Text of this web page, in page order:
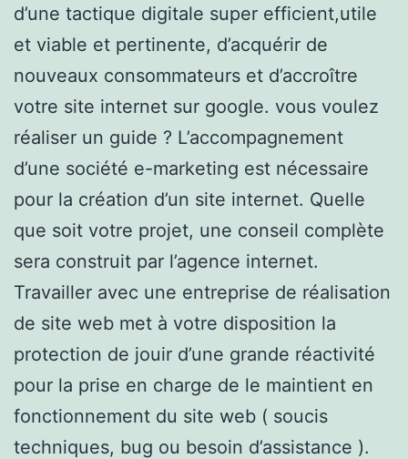
d’une tactique digitale super efficient,utile
et viable et pertinente, d’acquérir de
nouveaux consommateurs et d’accroître
votre site internet sur google. vous voulez
réaliser un guide ? L’accompagnement
d’une société e-marketing est nécessaire
pour la création d’un site internet. Quelle
que soit votre projet, une conseil complète
sera construit par l’agence internet.
Travailler avec une entreprise de réalisation
de site web met à votre disposition la
protection de jouir d’une grande réactivité
pour la prise en charge de le maintient en
fonctionnement du site web ( soucis
techniques, bug ou besoin d’assistance ).